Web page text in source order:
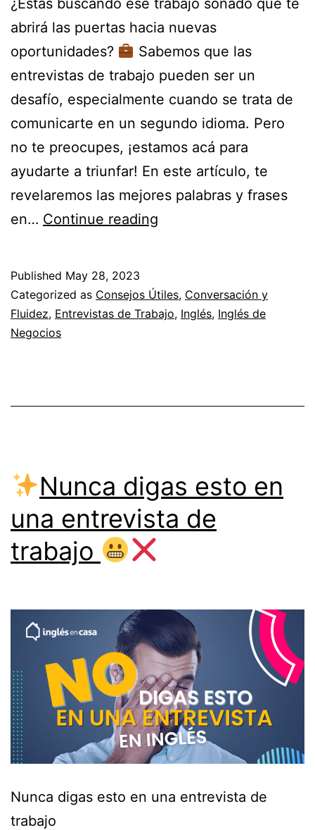
abrirá las puertas hacia nuevas
oportunidades?
Sabemos que las
entrevistas de trabajo pueden ser un
desafío, especialmente cuando se trata de
comunicarte en un segundo idioma. Pero
no te preocupes, ¡estamos acá para
ayudarte a triunfar! En este artículo, te
revelaremos las mejores palabras y frases
en… Continue reading
definitiva
de
en
de
trabajo
en
Published May 28, 2023
Categorized as Consejos Útiles, Conversación y
Fluidez, Entrevistas de Trabajo, Inglés, Inglés de
Negocios
Nunca digas esto en
una entrevista de
trabajo
Nunca digas esto en una entrevista de
trabajo